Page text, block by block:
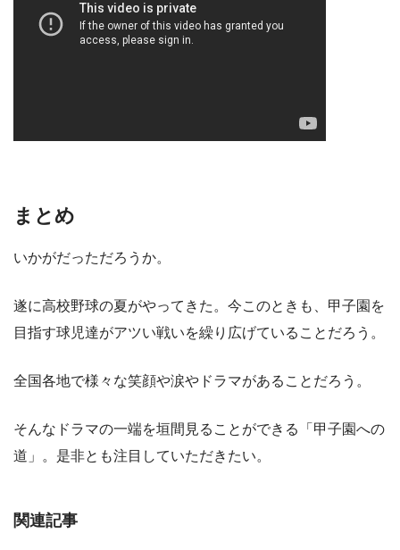
まとめ
いかがだっただろうか。
遂に高校野球の夏がやってきた。今このときも、甲子園を
目指す球児達がアツい戦いを繰り広げていることだろう。
全国各地で様々な笑顔や涙やドラマがあることだろう。
そんなドラマの一端を垣間見ることができる「甲子園への
道」。是非とも注目していただきたい。
関連記事